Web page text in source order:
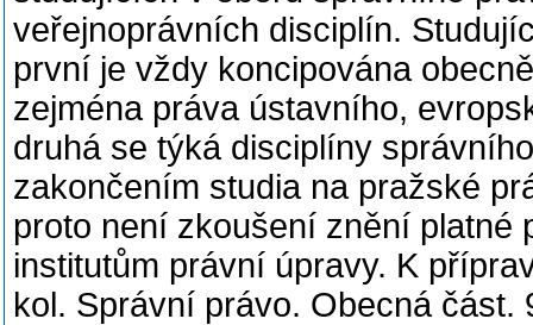
veřejnoprávních disciplín.
první je vždy koncipována
zejména práva ústavního,
druhá se týká disciplíny
zakončením studia na pražské
proto není zkoušení znění platné
institutům právní úpravy. K
kol. Správní právo. Obecná